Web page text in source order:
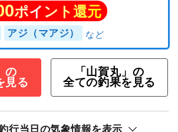
ポイント還元
アジ（マアジ）
の
見る
「山賀丸」の
全ての釣果を見る
行当日の気象情報を表示